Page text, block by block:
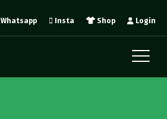
Login
Shop
Insta
Whatsapp